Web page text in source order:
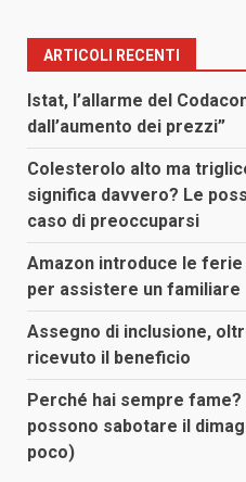
articoli
ARTICOLI RECENTI
Istat, l’allarme del
dall’aumento dei prezzi”
Colesterolo alto ma
significa davvero? Le
caso di preoccuparsi
Amazon introduce le
per assistere un familiare
Assegno di inclusione,
ricevuto il beneficio
Perché hai sempre
possono sabotare il
poco)